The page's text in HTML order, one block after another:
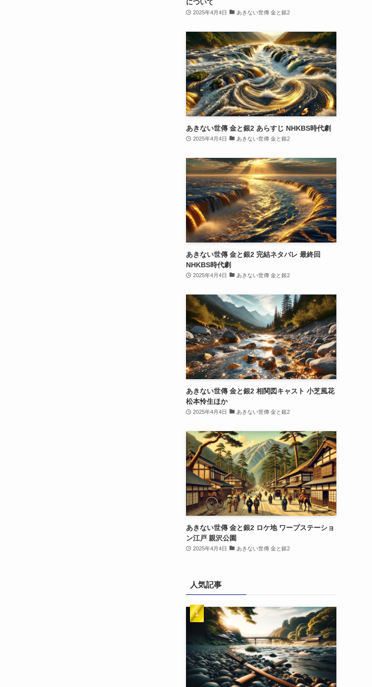
について
2025年4月4日 あきない世傳 金と銀2
あきない世傳 金と銀2 あらすじ NHKBS時代劇
2025年4月4日 あきない世傳 金と銀2
あきない世傳 金と銀2 完結ネタバレ 最終回
NHKBS時代劇
2025年4月4日 あきない世傳 金と銀2
あきない世傳 金と銀2 相関図キャスト 小芝風花
松本怜生ほか
2025年4月4日 あきない世傳 金と銀2
あきない世傳 金と銀2 ロケ地 ワープステーショ
ン江戸 親沢公園
2025年4月4日 あきない世傳 金と銀2
人気記事